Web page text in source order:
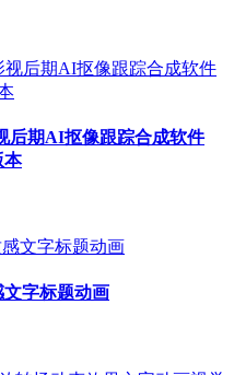
后期AI抠像跟踪合成软件
本
文字标题动画